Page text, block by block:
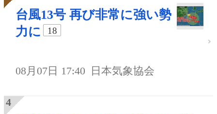
台風13号 再び非常に強い勢
力に
18
08月07日 17:40 日本気象協会